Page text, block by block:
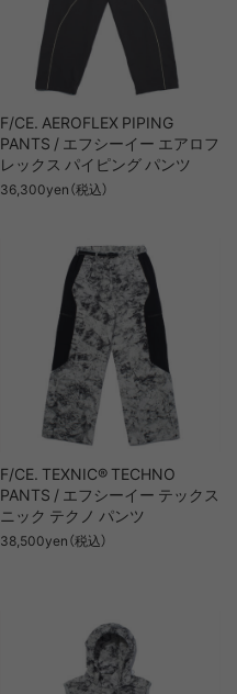
F/CE. AEROFLEX PIPING
PANTS / エフシーイー エアロフ
レックス パイピング パンツ
36,300yen（税込）
F/CE. TEXNIC® TECHNO
PANTS / エフシーイー テックス
ニック テクノ パンツ
38,500yen（税込）